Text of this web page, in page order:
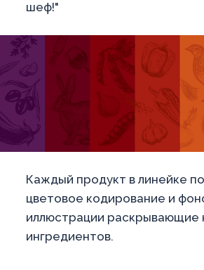
шеф!"
Каждый продукт в линейке
цветовое кодирование и
иллюстрации раскрывающие
ингредиентов.